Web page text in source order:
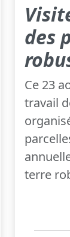
des
Ce 23
travail
terre